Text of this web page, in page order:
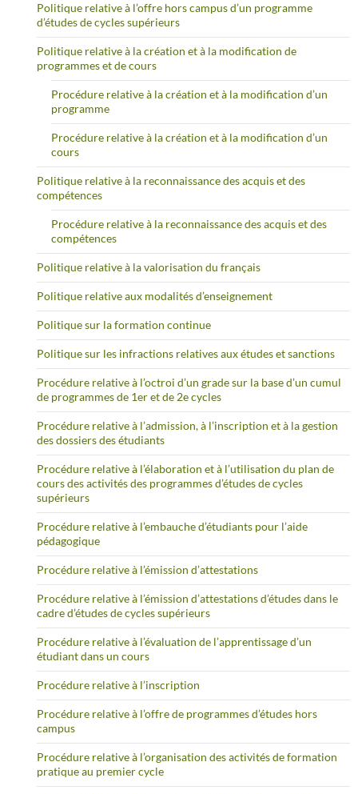
Politique relative à l’offre hors campus d’un programme
d’études de cycles supérieurs
Politique relative à la création et à la modification de
programmes et de cours
Procédure relative à la création et à la modification d’un
programme
Procédure relative à la création et à la modification d’un
cours
Politique relative à la reconnaissance des acquis et des
compétences
Procédure relative à la reconnaissance des acquis et des
compétences
Politique relative à la valorisation du français
Politique relative aux modalités d’enseignement
Politique sur la formation continue
Politique sur les infractions relatives aux études et sanctions
Procédure relative à l’octroi d’un grade sur la base d’un cumul
de programmes de 1er et de 2e cycles
Procédure relative à l’admission, à l’inscription et à la gestion
des dossiers des étudiants
Procédure relative à l’élaboration et à l’utilisation du plan de
cours des activités des programmes d’études de cycles
supérieurs
Procédure relative à l’embauche d’étudiants pour l’aide
pédagogique
Procédure relative à l’émission d’attestations
Procédure relative à l’émission d’attestations d’études dans le
cadre d’études de cycles supérieurs
Procédure relative à l’évaluation de l’apprentissage d’un
étudiant dans un cours
Procédure relative à l’inscription
Procédure relative à l’offre de programmes d’études hors
campus
Procédure relative à l’organisation des activités de formation
pratique au premier cycle